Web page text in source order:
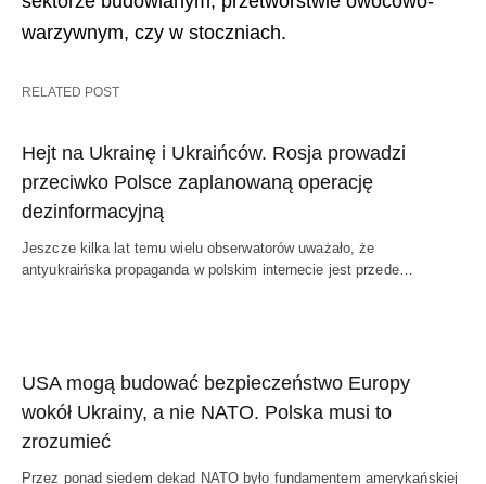
warzywnym, czy w stoczniach.
RELATED POST
Hejt na Ukrainę i Ukraińców. Rosja prowadzi
przeciwko Polsce zaplanowaną operację
dezinformacyjną
Jeszcze kilka lat temu wielu obserwatorów uważało, że
antyukraińska propaganda w polskim internecie jest przede…
USA mogą budować bezpieczeństwo Europy
wokół Ukrainy, a nie NATO. Polska musi to
zrozumieć
Przez ponad siedem dekad NATO było fundamentem amerykańskiej